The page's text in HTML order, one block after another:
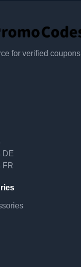
for verified coupons
DE
FR